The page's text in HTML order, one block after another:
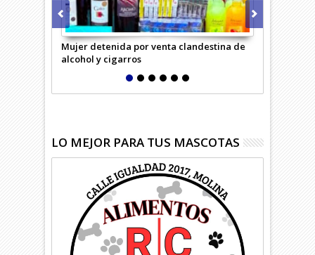
Mujer detenida por venta clandestina de
alcohol y cigarros
LO MEJOR PARA TUS MASCOTAS